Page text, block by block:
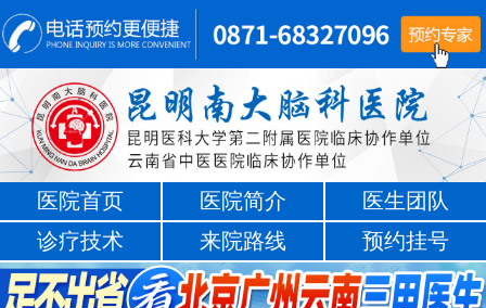
医院首页 医院简介
医生团队
诊疗技术
来院路线 预约挂号